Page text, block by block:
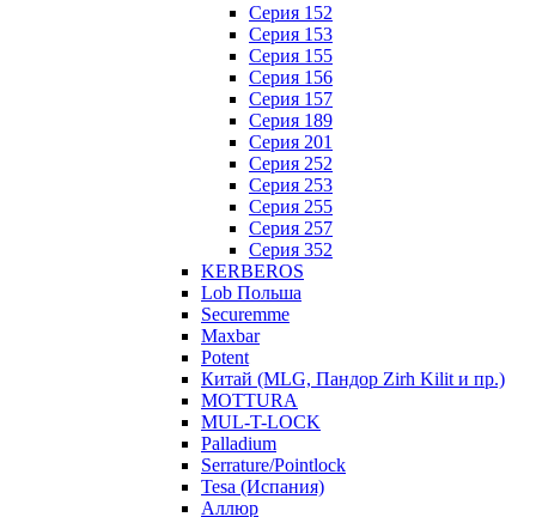
Серия 152
Серия 153
Серия 155
Серия 156
Серия 157
Серия 189
Серия 201
Серия 252
Серия 253
Серия 255
Серия 257
Серия 352
KERBEROS
Lob Польша
Securemme
Maxbar
Potent
Китай (MLG, Пандор Zirh Kilit и пр.)
MOTTURA
MUL-T-LOCK
Palladium
Serrature/Pointlock
Tesa (Испания)
Аллюр